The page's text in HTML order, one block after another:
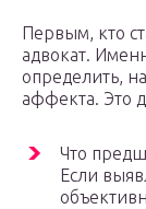
Первым, кто
адвокат.
определить,
аффекта. Это
Что
Если